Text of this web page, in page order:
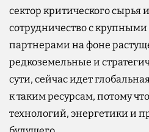
сектор критического сырья
сотрудничество с
партнерами на фоне
редкоземельные и
сути, сейчас идет
к таким ресурсам, потому
технологий, энергетики и